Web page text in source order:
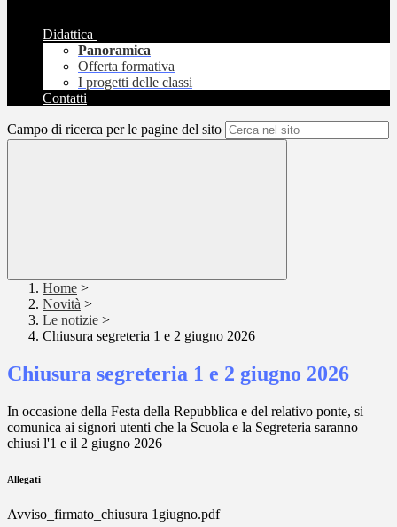
Didattica
Panoramica
Offerta formativa
I progetti delle classi
Contatti
Campo di ricerca per le pagine del sito
Home >
Novità >
Le notizie >
Chiusura segreteria 1 e 2 giugno 2026
Chiusura segreteria 1 e 2 giugno 2026
In occasione della Festa della Repubblica e del relativo ponte, si
comunica ai signori utenti che la Scuola e la Segreteria saranno
chiusi l'1 e il 2 giugno 2026
Allegati
Avviso_firmato_chiusura 1giugno.pdf